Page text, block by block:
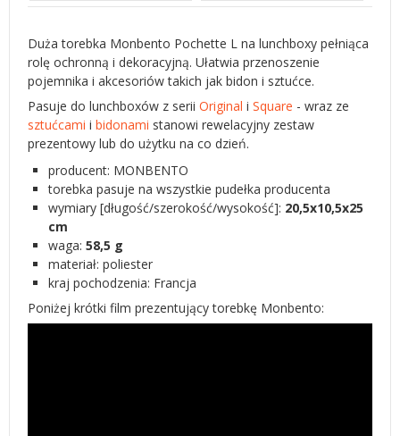
Duża torebka Monbento Pochette L na lunchboxy pełniąca
rolę ochronną i dekoracyjną. Ułatwia przenoszenie
pojemnika i akcesoriów takich jak bidon i sztućce.
Pasuje do lunchboxów z serii Original i Square - wraz ze
sztućcami i bidonami stanowi rewelacyjny zestaw
prezentowy lub do użytku na co dzień.
producent: MONBENTO
torebka pasuje na wszystkie pudełka producenta
wymiary [długość/szerokość/wysokość]: 20,5x10,5x25
cm
waga: 58,5 g
materiał: poliester
kraj pochodzenia: Francja
Poniżej krótki film prezentujący torebkę Monbento: